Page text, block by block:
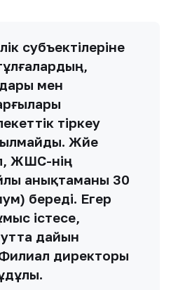
субъектілеріне
мен
тіркеу
Жүйе
ЖШС-нің
анықтаманы 30
береді. Егер
істесе,
дайын
директоры